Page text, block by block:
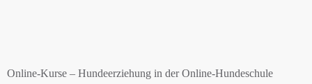
Online-Kurse – Hundeerziehung in der Online-Hundeschule